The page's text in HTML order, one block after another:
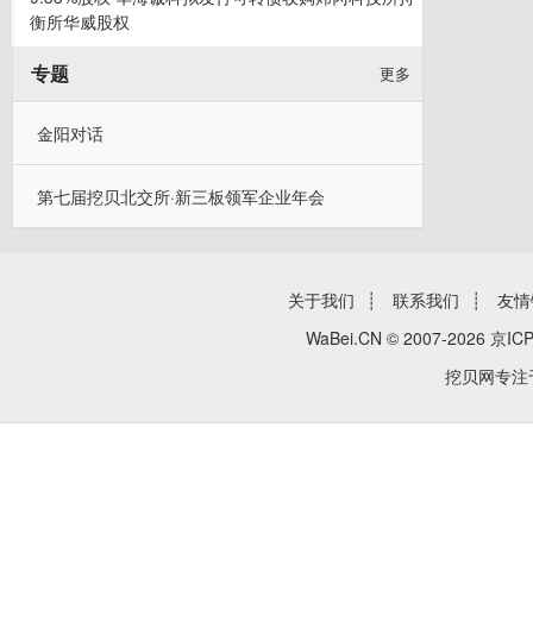
衡所华威股权
专题 更多
金阳对话
第七届挖贝北交所·新三板领军企业年会
关于我们 ┊ 联系我们 ┊
友
WaBei.CN © 2007-2026 京
挖贝网专